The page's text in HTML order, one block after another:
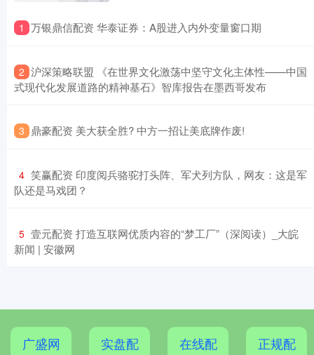
1 ​万银鼎信配资 华泰证券：A股进入内外变量窗口期
2 ​沪深策略联盟 《在世界文化激荡中坚守文化主体性——中国
式现代化发展道路的精神基石》智库报告在墨西哥发布
3 ​鼎豪配资 美大获全胜? 中方一招让美底牌作废!
4 ​笑赢配资 印度阅兵骆驼打头阵、军犬列方队，网友：这是军
队还是马戏团？
5 ​壹元配资 打造互联网优质内容的“梦工厂”（深阅读）_大皖
新闻 | 安徽网
广盛网
实盘配
在线配
正规配